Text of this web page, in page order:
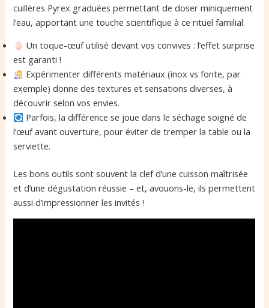
cuillères Pyrex graduées permettant de doser miniquement
l’eau, apportant une touche scientifique à ce rituel familial.
Un toque-œuf utilisé devant vos convives : l’effet surprise
est garanti !
Expérimenter différents matériaux (inox vs fonte, par
exemple) donne des textures et sensations diverses, à
découvrir selon vos envies.
Parfois, la différence se joue dans le séchage soigné de
l’œuf avant ouverture, pour éviter de tremper la table ou la
serviette.
Les bons outils sont souvent la clef d’une cuisson maîtrisée
et d’une dégustation réussie – et, avouons-le, ils permettent
aussi d’impressionner les invités !